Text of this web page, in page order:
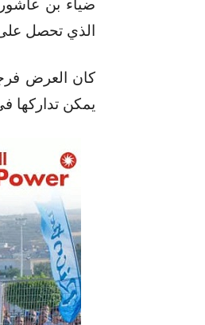
الذي تحصل على 253
كان العرض
يمكن تداركها